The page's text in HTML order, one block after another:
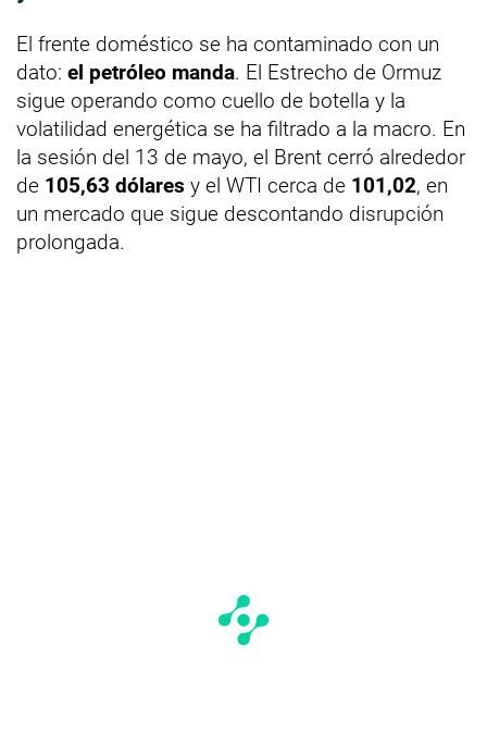
El frente doméstico se ha contaminado con un
dato: el petróleo manda. El Estrecho de Ormuz
sigue operando como cuello de botella y la
volatilidad energética se ha filtrado a la macro. En
la sesión del 13 de mayo, el Brent cerró alrededor
de 105,63 dólares y el WTI cerca de 101,02, en
un mercado que sigue descontando disrupción
prolongada.